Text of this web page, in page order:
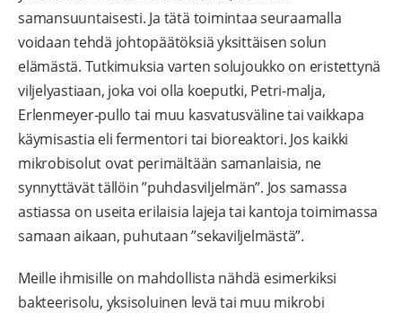
samansuuntaisesti. Ja tätä toimintaa seuraamalla
voidaan tehdä johtopäätöksiä yksittäisen solun
elämästä. Tutkimuksia varten solujoukko on eristettynä
viljelyastiaan, joka voi olla koeputki, Petri-malja,
Erlenmeyer-pullo tai muu kasvatusväline tai vaikkapa
käymisastia eli fermentori tai bioreaktori. Jos kaikki
mikrobisolut ovat perimältään samanlaisia, ne
synnyttävät tällöin ”puhdasviljelmän”. Jos samassa
astiassa on useita erilaisia lajeja tai kantoja toimimassa
samaan aikaan, puhutaan ”sekaviljelmästä”.
Meille ihmisille on mahdollista nähdä esimerkiksi
bakteerisolu, yksisoluinen levä tai muu mikrobi